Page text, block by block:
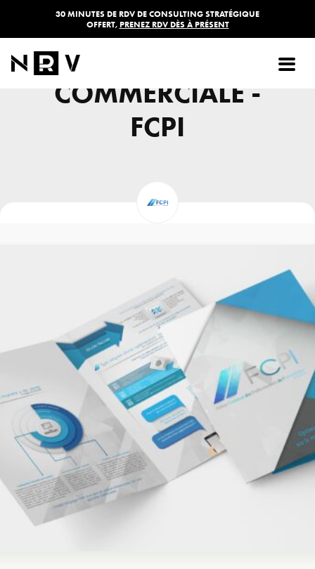
30 MINUTES DE RDV DE CONSULTING STRATÉGIQUE
OFFERT, PRENEZ RDV DÈS À PRÉSENT
COMMERCIALE -
FCPI